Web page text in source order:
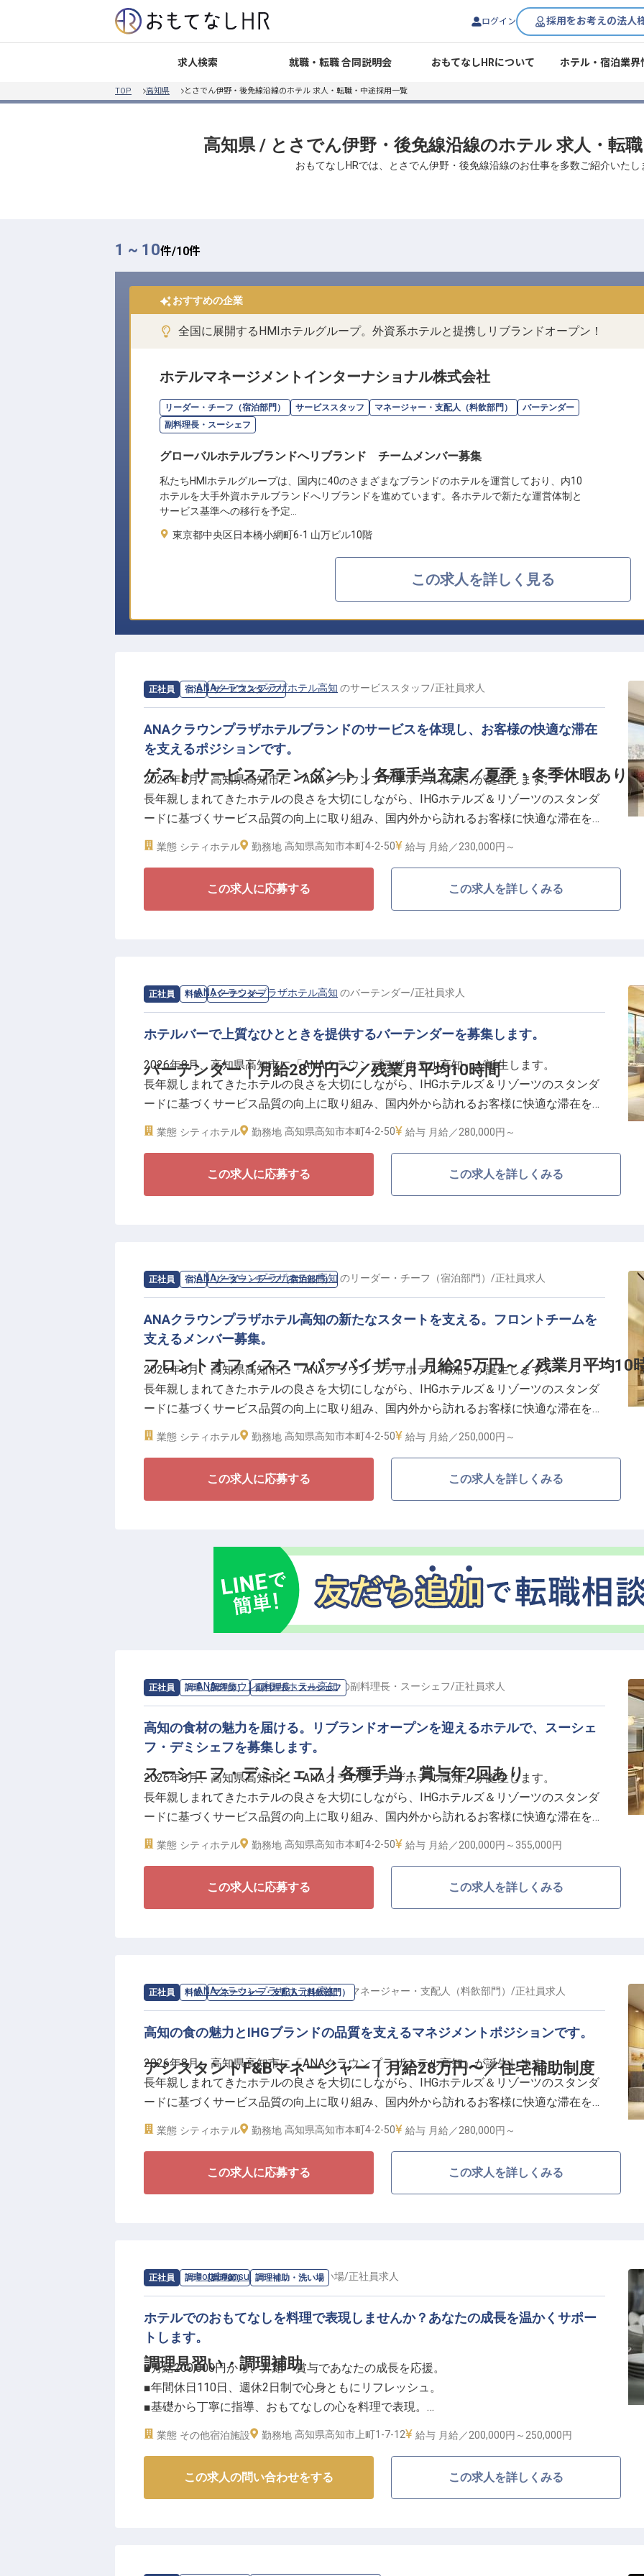
ログイン 採用をお考えの法人
求人検索 就職・転職 合同説明会 おもてなしHRについて ホテル・宿泊業界
TOP 高知県 とさでん伊野・後免線沿線のホテル 求人・転職・中途採用一覧
高知県 / とさでん伊野・後免線沿線のホテル 求人・転
おもてなしHRでは、とさでん伊野・後免線沿線のお仕事を多数ご紹介いたし
1 ~ 10件/10件
おすすめの企業
全国に展開するHMIホテルグループ。外資系ホテルと提携しリブランドオープン！
ホテルマネージメントインターナショナル株式会社
リーダー・チーフ（宿泊部門） サービススタッフ マネージャー・支配人（料飲部門）
バーテンダー
副料理長・スーシェフ
グローバルホテルブランドへリブランド チームメンバー募集
私たちHMIホテルグループは、国内に40のさまざまなブランドのホテルを運営しており、内10
ホテルを大手外資ホテルブランドへリブランドを進めています。各ホテルで新たな運営体制と
サービス基準への移行を予定…
東京都中央区日本橋小網町6-1 山万ビル10階
この求人を詳しく見る
正社員 宿泊 サービススタッフ
ゲストサービスアテンダント｜各種手当充実／夏季・冬季休暇あり
求人情報：ANAクラウンプラザホテル高知 のサービススタッフ/正社員求人
ANAクラウンプラザホテルブランドのサービスを体現し、お客様の快適な滞在
を支えるポジションです。
2026年8月、高知県高知市に「ANAクラウンプラザホテル高知」が誕生します。
長年親しまれてきたホテルの良さを大切にしながら、IHGホテルズ＆リゾーツのスタンダ
ードに基づくサービス品質の向上に取り組み、国内外から訪れるお客様に快適な滞在を提
供できるホテルを目指してまいります。
ホテル館内や周辺施設のご案内、各種お問合せへの対応などを通じて、お客様が快適に滞
在できる環境を支えます。
■単身赴任時の住宅補助制度あり 経済的負担を軽減
■トレーニング制度でスキルアップをサポート
供していきます。リブランドに伴う新たな環境の中で、ANAクラウンプラザホテルの新た
なスタートを、ともに支えてくださる方をお待ちしています。
業態 シティホテル 勤務地 高知県高知市本町4-2-50 給与 月給／230,000円～
この求人に応募する この求人を詳しくみる
正社員 料飲 バーテンダー
バーテンダー｜月給28万円〜／残業月平均10時間
求人情報：ANAクラウンプラザホテル高知 のバーテンダー/正社員求人
ホテルバーで上質なひとときを提供するバーテンダーを募集します。
2026年8月、高知県高知市に「ANAクラウンプラザホテル高知」が誕生します。
長年親しまれてきたホテルの良さを大切にしながら、IHGホテルズ＆リゾーツのスタンダ
ードに基づくサービス品質の向上に取り組み、国内外から訪れるお客様に快適な滞在を提
供できるホテルを目指してまいります。
理など幅広い業務を担当していただきます。お客様が一日の終わりにゆったりとした時間
を過ごせるよう、落ち着いたサービスを提供するポジションです。
■年間休日101日、月平均残業10時間程度
■資格取得支援制度・研修制度あり
ビジネスや観光など、さまざまな目的で訪れるお客様をお迎えする中で、接客スキルやお
酒に関する知識を活かすことができます。また、リブランドオープンに伴う新しい環境の
中で、ホテルバーづくりに携われることも魅力の一つです。
リブランドオープンを迎えるホテルバーで、お客様に心地よい時間と特別な体験を提供し
てみませんか。
業態 シティホテル 勤務地 高知県高知市本町4-2-50 給与 月給／280,000円～
この求人に応募する この求人を詳しくみる
正社員 宿泊 リーダー・チーフ（宿泊部門）
フロントオフィススーパーバイザー｜月給25万円～／残業月平均10
求人情報：ANAクラウンプラザホテル高知 のリーダー・チーフ（宿泊部門） /正社員求人
ANAクラウンプラザホテル高知の新たなスタートを支える。フロントチームを
支えるメンバー募集。
2026年8月、高知県高知市に「ANAクラウンプラザホテル高知」が誕生します。
長年親しまれてきたホテルの良さを大切にしながら、IHGホテルズ＆リゾーツのスタンダ
ードに基づくサービス品質の向上に取り組み、国内外から訪れるお客様に快適な滞在を提
供できるホテルを目指してまいります。
え、スタッフの指導・育成やサービス品質の向上を担うポジションです。
お客様対応だけでなく、チームをまとめながらスムーズなオペレーションを支える重要な
ご経験やスキル、これまでの実績に応じて、アシスタントフロントオフィスマネージャー
としてご活躍いただく可能性もございます。
■月給25万円～＋各種手当
ビジネスや観光、各種イベントなど、さまざまな目的でご利用されるお客様をお迎えする
中で、状況に応じた判断力やマネジメントスキルを身につけることができます。
また、ホテルの変革期ならではの環境で、新たな運営体制やサービスづくりに携われるこ
とも大きな魅力です。ANAクラウンプラザホテル高知へのリブランドという大きな節目を
共に支え、ホテルの未来を創っていく仲間をお待ちしています。
業態 シティホテル 勤務地 高知県高知市本町4-2-50 給与 月給／250,000円～
この求人に応募する この求人を詳しくみる
正社員 調理（調理師） 副料理長・スーシェフ
スーシェフ・デミシェフ｜各種手当・賞与年2回あり
求人情報：ANAクラウンプラザホテル高知の副料理長・スーシェフ/正社員求人
高知の食材の魅力を届ける。リブランドオープンを迎えるホテルで、スーシェ
フ・デミシェフを募集します。
2026年8月、高知県高知市に「ANAクラウンプラザホテル高知」が誕生します。
長年親しまれてきたホテルの良さを大切にしながら、IHGホテルズ＆リゾーツのスタンダ
ードに基づくサービス品質の向上に取り組み、国内外から訪れるお客様に快適な滞在を提
供できるホテルを目指してまいります。
※ご経験やスキルに応じてポジションを決定いたします。
■月平均残業10時間程度
■各種手当・賞与年2回あり
■資格取得支援制度などスキルアップ支援あり
これまでの調理経験を活かし、段階的にマネジメントにも関わることができます。
リブランドオープンという貴重なタイミングに携わりながら、調理部門の中核として活躍
したい方をお待ちしています。
業態 シティホテル 勤務地 高知県高知市本町4-2-50 給与 月給／200,000円～ 355,000円
この求人に応募する この求人を詳しくみる
正社員 料飲 マネージャー・支配人（料飲部門）
アシスタントF&Bマネージャー｜月給28万円〜／住宅補助制度
求人情報：ANAクラウンプラザホテル高知の マネージャー・支配人（料飲部門） /正社員求人
高知の食の魅力とIHGブランドの品質を支えるマネジメントポジションです。
2026年8月、高知県高知市に「ANAクラウンプラザホテル高知」が誕生します。
長年親しまれてきたホテルの良さを大切にしながら、IHGホテルズ＆リゾーツのスタンダ
ードに基づくサービス品質の向上に取り組み、国内外から訪れるお客様に快適な滞在を提
供できるホテルを目指してまいります。
ス運営のサポートをはじめ、スタッフの指導・育成、業務改善に携わっていただきます。
現場業務とマネジメントの両面に携わりながら、円滑な店舗運営とサービス品質の維持・
■月給28万円～＋各種手当
■月平均残業10時間程度
■リブランドオープンに携われる貴重な環境
リブランドオープンに伴う変革期だからこそ、これまで培ってきた経験やマネジメントス
キルを発揮できる環境があります。現場業務とマネジメントの両面からサービス品質の向
上に取り組み、料飲部門の成長を支えていただける方をお待ちしています。
業態 シティホテル 勤務地 高知県高知市本町4-2-50 給与 月給／280,000円～
この求人に応募する この求人を詳しくみる
正社員 調理（調理師） 調理補助・洗い場
調理見習い・調理補助
求人情報：hotel nansui の調理補助・洗い場/正社員求人
ホテルでのおもてなしを料理で表現しませんか？あなたの成長を温かくサポー
トします。
■月給200,000円から、昇給・賞与であなたの成長を応援。
■年間休日110日、週休2日制で心身ともにリフレッシュ。
■基礎から丁寧に指導、おもてなしの心を料理で表現。
■移住支援金制度あり、生産地訪問で食材の魅力を探求。
当施設では、お客様に最高のひとときをお届けするため、お料理にも真心を込めていま
す。
業態 その他宿泊施設 勤務地 高知県高知市上町1-7-12 給与 月給／200,000円～ 250,000円
この求人の問い合わせをする この求人を詳しくみる